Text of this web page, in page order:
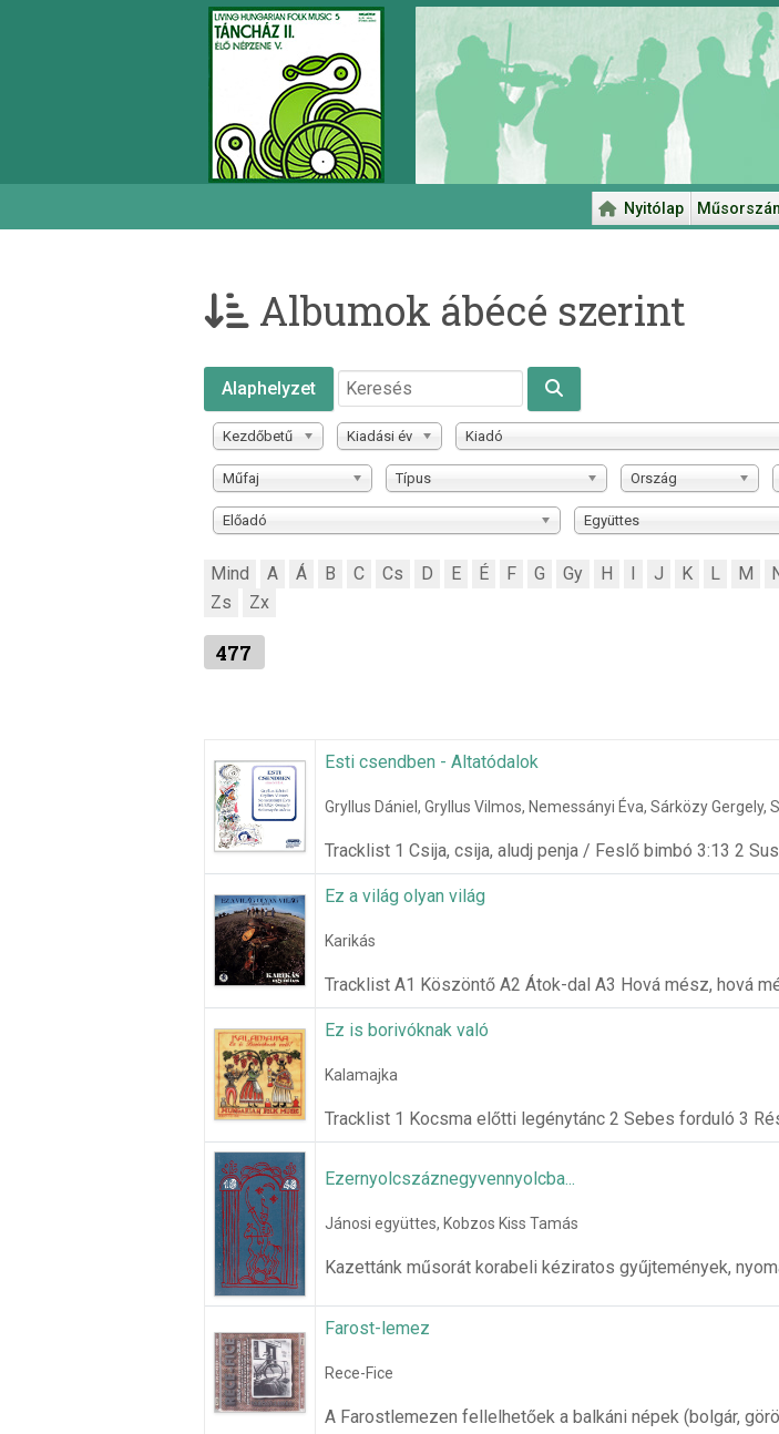
Nyitólap
Albumok ábécé szerint
Alaphelyzet
Kezdőbetű Kiadási év Kiadó
Műfaj Típus Ország
Előadó Együttes
Mind A Á B C Cs D E É F G Gy H I J K L M
Zs
Zx
477
Esti csendben - Altatódalok
Gryllus Dániel, Gryllus Vilmos, Nemessányi Éva, Sárközy Gergely,
Tracklist 1 Csija, csija, aludj penja / Feslő bimbó 3:13 2
Ez a világ olyan világ
Karikás
Tracklist A1 Köszöntő A2 Átok-dal A3 Hová mész, hová
Ez is borivóknak való
Kalamajka
Tracklist 1 Kocsma előtti legénytánc 2 Sebes forduló 3
Ezernyolcszáznegyvennyolcba­...
Jánosi együttes, Kobzos Kiss Tamás
Kazettánk műsorát korabeli kéziratos gyűjtemények,
Farost-lemez
Rece-Fice
A Farostlemezen fellelhetőek a balkáni népek (bolgár,